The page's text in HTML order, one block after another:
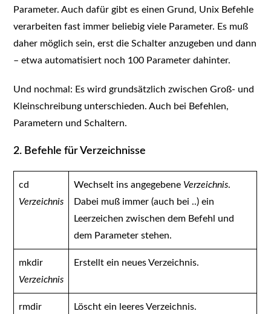
Parameter. Auch dafür gibt es einen Grund, Unix Befehle
verarbeiten fast immer beliebig viele Parameter. Es muß
daher möglich sein, erst die Schalter anzugeben und dann
– etwa automatisiert noch 100 Parameter dahinter.
Und nochmal: Es wird grundsätzlich zwischen Groß- und
Kleinschreibung unterschieden. Auch bei Befehlen,
Parametern und Schaltern.
2. Befehle für Verzeichnisse
cd
Verzeichnis
Wechselt ins angegebene Verzeichnis.
Dabei muß immer (auch bei ..) ein
Leerzeichen zwischen dem Befehl und
dem Parameter stehen.
mkdir
Verzeichnis
Erstellt ein neues Verzeichnis.
rmdir
Löscht ein leeres Verzeichnis.